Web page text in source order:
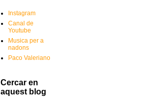
Instagram
Canal de
Youtube
Musica per a
nadons
Paco Valeriano
Cercar en
aquest blog